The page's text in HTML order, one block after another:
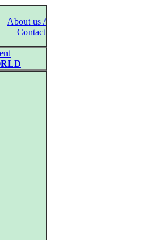
About us /
Contact